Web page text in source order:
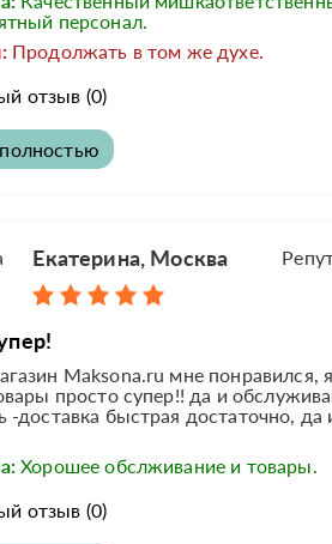
персонал.
Продолжать в том же духе.
отзыв (0)
Екатерина, Москва
Maksona.ru мне понравился,
просто супер!! да и
-доставка быстрая достаточно, да
Хорошее обслживание и товары.
отзыв (0)